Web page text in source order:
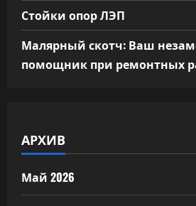
Стойки опор ЛЭП
Малярный скотч: Ваш
помощник при ремонтных
АРХИВ
Май 2026